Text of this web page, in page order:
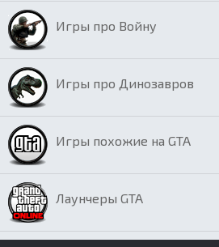
Игры про Войну
Игры про Динозавров
Игры похожие на GTA
Лаунчеры GTA